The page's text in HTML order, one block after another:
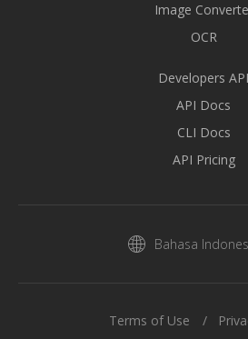
Image
OCR
Developers API
API Docs
CLI Docs
API Pricing
Bahasa
Terms of Use